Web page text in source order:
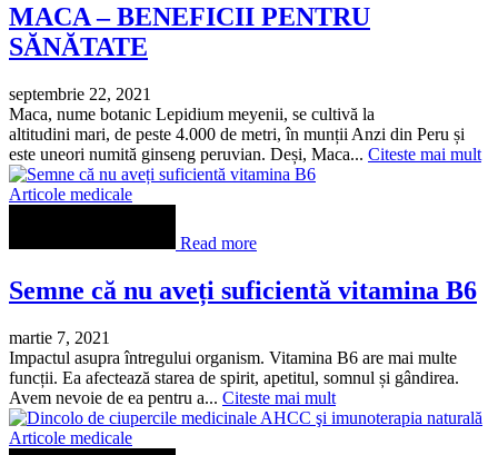
MACA – BENEFICII PENTRU
SĂNĂTATE
septembrie 22, 2021
Maca, nume botanic Lepidium meyenii, se cultivă la
altitudini mari, de peste 4.000 de metri, în munții Anzi din Peru și
este uneori numită ginseng peruvian. Deși, Maca... Citeste mai mult
Articole medicale
Read more
Semne că nu aveți suficientă vitamina B6
martie 7, 2021
Impactul asupra întregului organism. Vitamina B6 are mai multe
funcții. Ea afectează starea de spirit, apetitul, somnul și gândirea.
Avem nevoie de ea pentru a... Citeste mai mult
Articole medicale